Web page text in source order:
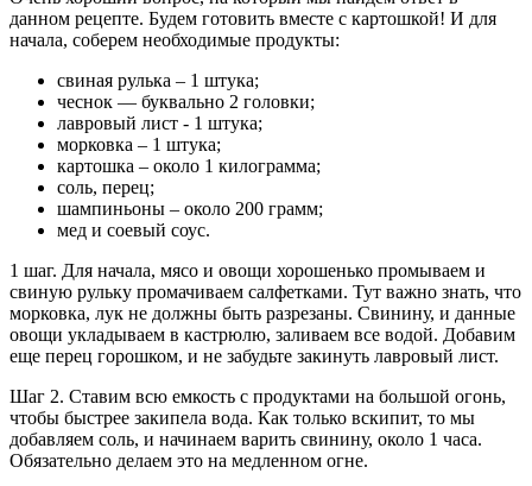
данном рецепте. Будем готовить вместе с картошкой! И для
начала, соберем необходимые продукты:
свиная рулька – 1 штука;
чеснок — буквально 2 головки;
лавровый лист - 1 штука;
морковка – 1 штука;
картошка – около 1 килограмма;
соль, перец;
шампиньоны – около 200 грамм;
мед и соевый соус.
1 шаг. Для начала, мясо и овощи хорошенько промываем и
свиную рульку промачиваем салфетками. Тут важно знать, что
морковка, лук не должны быть разрезаны. Свинину, и данные
овощи укладываем в кастрюлю, заливаем все водой. Добавим
еще перец горошком, и не забудьте закинуть лавровый лист.
Шаг 2. Ставим всю емкость с продуктами на большой огонь,
чтобы быстрее закипела вода. Как только вскипит, то мы
добавляем соль, и начинаем варить свинину, около 1 часа.
Обязательно делаем это на медленном огне.